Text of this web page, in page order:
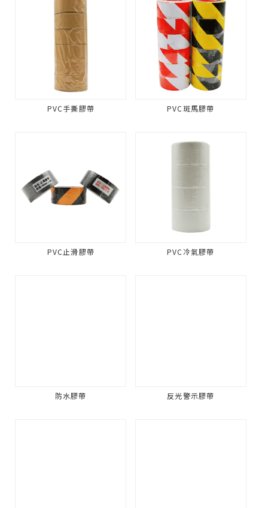
PVC手撕膠帶 PVC斑馬膠帶
PVC止滑膠帶 PVC冷氣膠帶
防水膠帶 反光警示膠帶